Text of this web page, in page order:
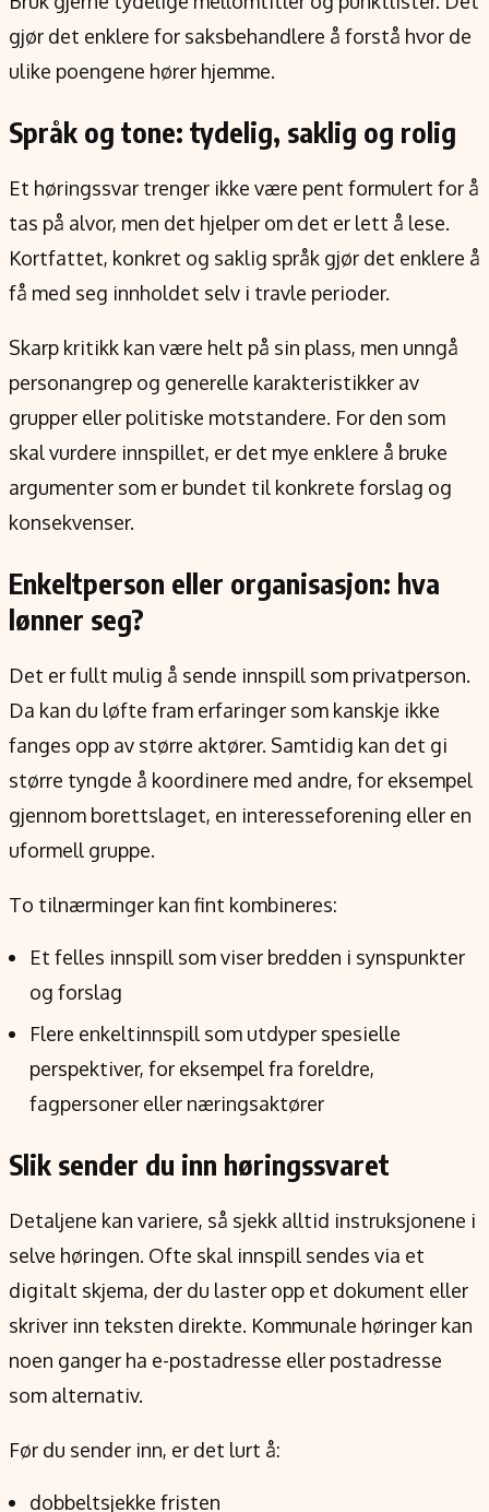
gjør det enklere for saksbehandlere å forstå hvor de
ulike poengene hører hjemme.
Språk og tone: tydelig, saklig og rolig
Et høringssvar trenger ikke være pent formulert for å
tas på alvor, men det hjelper om det er lett å lese.
Kortfattet, konkret og saklig språk gjør det enklere å
få med seg innholdet selv i travle perioder.
Skarp kritikk kan være helt på sin plass, men unngå
personangrep og generelle karakteristikker av
grupper eller politiske motstandere. For den som
skal vurdere innspillet, er det mye enklere å bruke
argumenter som er bundet til konkrete forslag og
konsekvenser.
Enkeltperson eller organisasjon: hva
lønner seg?
Det er fullt mulig å sende innspill som privatperson.
Da kan du løfte fram erfaringer som kanskje ikke
fanges opp av større aktører. Samtidig kan det gi
større tyngde å koordinere med andre, for eksempel
gjennom borettslaget, en interesseforening eller en
uformell gruppe.
To tilnærminger kan fint kombineres:
Et felles innspill som viser bredden i synspunkter
og forslag
Flere enkeltinnspill som utdyper spesielle
perspektiver, for eksempel fra foreldre,
fagpersoner eller næringsaktører
Slik sender du inn høringssvaret
Detaljene kan variere, så sjekk alltid instruksjonene i
selve høringen. Ofte skal innspill sendes via et
digitalt skjema, der du laster opp et dokument eller
skriver inn teksten direkte. Kommunale høringer kan
noen ganger ha e-postadresse eller postadresse
som alternativ.
Før du sender inn, er det lurt å:
dobbeltsjekke fristen